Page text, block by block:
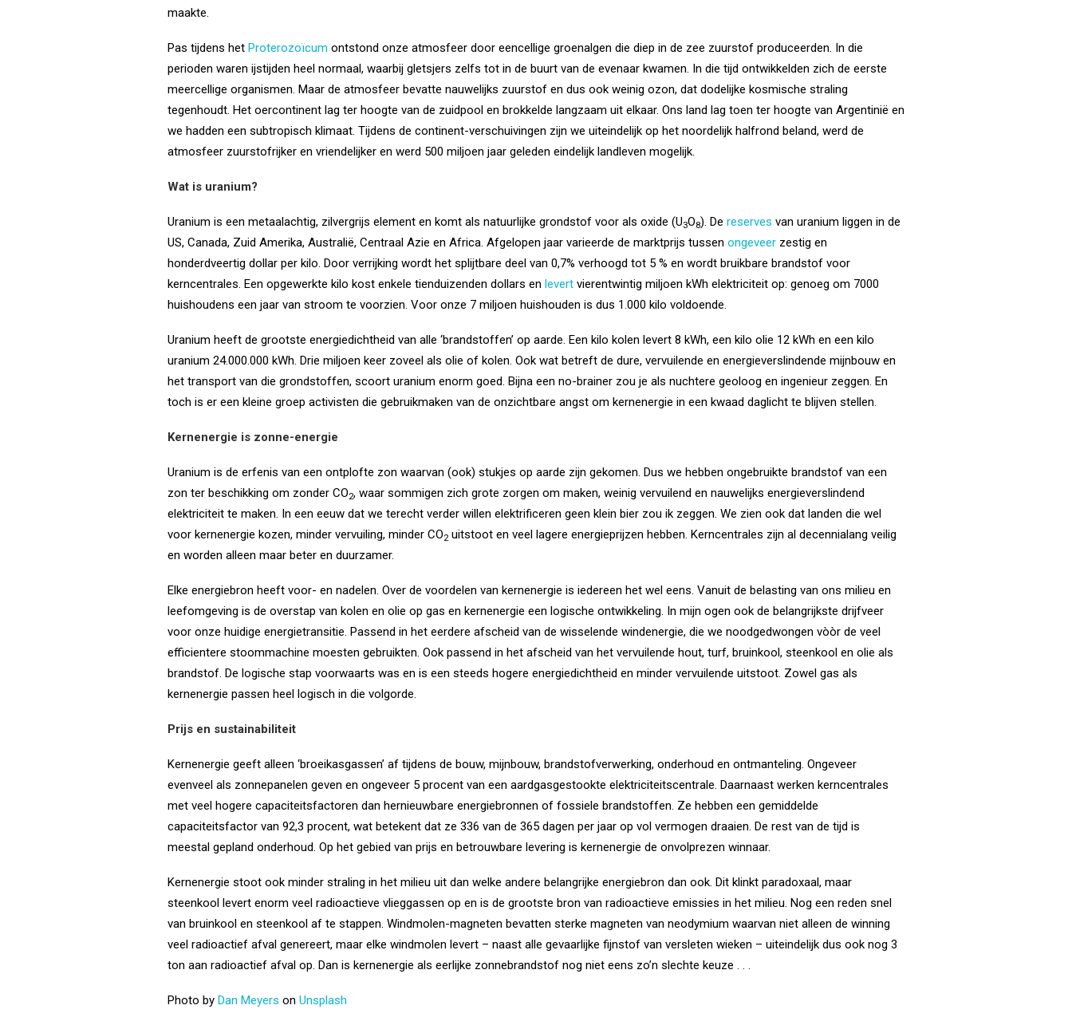
maakte.
Pas tijdens het Proterozoïcum ontstond onze atmosfeer door eencellige groenalgen die diep in de zee zuurstof produceerden. In die
perioden waren ijstijden heel normaal, waarbij gletsjers zelfs tot in de buurt van de evenaar kwamen. In die tijd ontwikkelden zich de eerste
meercellige organismen. Maar de atmosfeer bevatte nauwelijks zuurstof en dus ook weinig ozon, dat dodelijke kosmische straling
tegenhoudt. Het oercontinent lag ter hoogte van de zuidpool en brokkelde langzaam uit elkaar. Ons land lag toen ter hoogte van Argentinië en
we hadden een subtropisch klimaat. Tijdens de continent-verschuivingen zijn we uiteindelijk op het noordelijk halfrond beland, werd de
atmosfeer zuurstofrijker en vriendelijker en werd 500 miljoen jaar geleden eindelijk landleven mogelijk.
Wat is uranium?
Uranium is een metaalachtig, zilvergrijs element en komt als natuurlijke grondstof voor als oxide (U3O8). De reserves van uranium liggen in de
US, Canada, Zuid Amerika, Australië, Centraal Azie en Africa. Afgelopen jaar varieerde de marktprijs tussen ongeveer zestig en
honderdveertig dollar per kilo. Door verrijking wordt het splijtbare deel van 0,7% verhoogd tot 5 % en wordt bruikbare brandstof voor
kerncentrales. Een opgewerkte kilo kost enkele tienduizenden dollars en levert vierentwintig miljoen kWh elektriciteit op: genoeg om 7000
huishoudens een jaar van stroom te voorzien. Voor onze 7 miljoen huishouden is dus 1.000 kilo voldoende.
Uranium heeft de grootste energiedichtheid van alle ‘brandstoffen’ op aarde. Een kilo kolen levert 8 kWh, een kilo olie 12 kWh en een kilo
uranium 24.000.000 kWh. Drie miljoen keer zoveel als olie of kolen. Ook wat betreft de dure, vervuilende en energieverslindende mijnbouw en
het transport van die grondstoffen, scoort uranium enorm goed. Bijna een no-brainer zou je als nuchtere geoloog en ingenieur zeggen. En
toch is er een kleine groep activisten die gebruikmaken van de onzichtbare angst om kernenergie in een kwaad daglicht te blijven stellen.
Kernenergie is zonne-energie
Uranium is de erfenis van een ontplofte zon waarvan (ook) stukjes op aarde zijn gekomen. Dus we hebben ongebruikte brandstof van een
zon ter beschikking om zonder CO2, waar sommigen zich grote zorgen om maken, weinig vervuilend en nauwelijks energieverslindend
elektriciteit te maken. In een eeuw dat we terecht verder willen elektrificeren geen klein bier zou ik zeggen. We zien ook dat landen die wel
voor kernenergie kozen, minder vervuiling, minder CO2 uitstoot en veel lagere energieprijzen hebben. Kerncentrales zijn al decennialang veilig
en worden alleen maar beter en duurzamer.
Elke energiebron heeft voor- en nadelen. Over de voordelen van kernenergie is iedereen het wel eens. Vanuit de belasting van ons milieu en
leefomgeving is de overstap van kolen en olie op gas en kernenergie een logische ontwikkeling. In mijn ogen ook de belangrijkste drijfveer
voor onze huidige energietransitie. Passend in het eerdere afscheid van de wisselende windenergie, die we noodgedwongen vòòr de veel
efficientere stoommachine moesten gebruikten. Ook passend in het afscheid van het vervuilende hout, turf, bruinkool, steenkool en olie als
brandstof. De logische stap voorwaarts was en is een steeds hogere energiedichtheid en minder vervuilende uitstoot. Zowel gas als
kernenergie passen heel logisch in die volgorde.
Prijs en sustainabiliteit
Kernenergie geeft alleen ‘broeikasgassen’ af tijdens de bouw, mijnbouw, brandstofverwerking, onderhoud en ontmanteling. Ongeveer
evenveel als zonnepanelen geven en ongeveer 5 procent van een aardgasgestookte elektriciteitscentrale. Daarnaast werken kerncentrales
met veel hogere capaciteitsfactoren dan hernieuwbare energiebronnen of fossiele brandstoffen. Ze hebben een gemiddelde
capaciteitsfactor van 92,3 procent, wat betekent dat ze 336 van de 365 dagen per jaar op vol vermogen draaien. De rest van de tijd is
meestal gepland onderhoud. Op het gebied van prijs en betrouwbare levering is kernenergie de onvolprezen winnaar.
Kernenergie stoot ook minder straling in het milieu uit dan welke andere belangrijke energiebron dan ook. Dit klinkt paradoxaal, maar
steenkool levert enorm veel radioactieve vlieggassen op en is de grootste bron van radioactieve emissies in het milieu. Nog een reden snel
van bruinkool en steenkool af te stappen. Windmolen-magneten bevatten sterke magneten van neodymium waarvan niet alleen de winning
veel radioactief afval genereert, maar elke windmolen levert – naast alle gevaarlijke fijnstof van versleten wieken – uiteindelijk dus ook nog 3
ton aan radioactief afval op. Dan is kernenergie als eerlijke zonnebrandstof nog niet eens zo’n slechte keuze . . .
Photo by Dan Meyers on Unsplash